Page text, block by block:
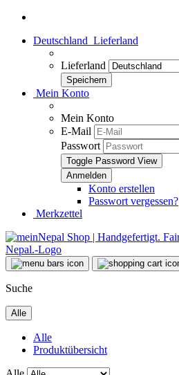
Deutschland Lieferland
Lieferland
Mein Konto
Mein Konto
E-Mail
Passwort
Toggle Password View
Konto erstellen
Passwort vergessen?
Merkzettel
Suche
Alle
Alle
Produktübersicht